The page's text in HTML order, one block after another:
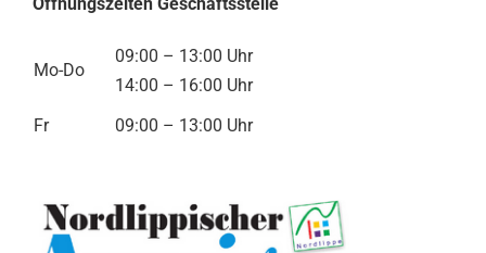
Mo-Do
09:00 – 13:00 Uhr
14:00 – 16:00 Uhr
Fr
09:00 – 13:00 Uhr